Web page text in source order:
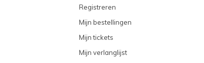
Registreren
Mijn bestellingen
Mijn tickets
Mijn verlanglijst